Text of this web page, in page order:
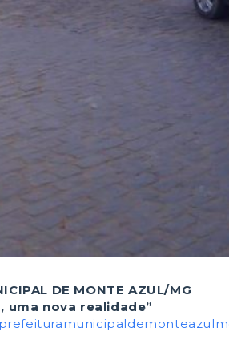
DE MONTE AZUL/MG
uma nova realidade”